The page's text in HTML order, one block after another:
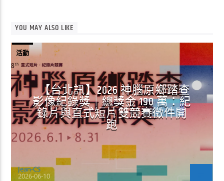
YOU MAY ALSO LIKE
活動
【台北訊】2026 神腦原鄉踏查
影像紀錄獎｜總獎金 190 萬：紀
錄片與直式短片雙競賽徵件開
跑
Jean-CS
2026-06-10